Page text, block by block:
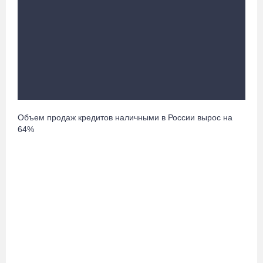
05.08.26 / 14:13
Объем продаж кредитов наличными в России вырос на
64%